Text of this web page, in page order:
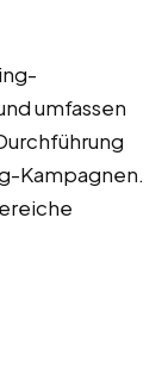
umfassen
Kampagnen.